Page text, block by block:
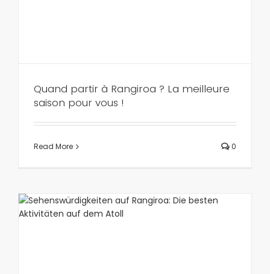
Quand partir à Rangiroa ? La meilleure
saison pour vous !
Read More 0